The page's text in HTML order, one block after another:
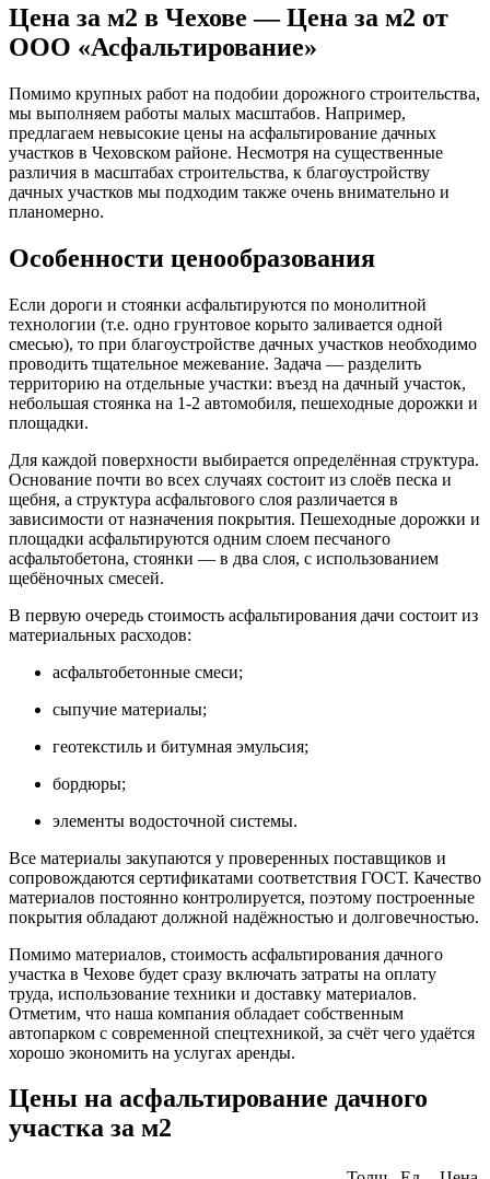
Цена за м2 в Чехове — Цена за м2 от
ООО «Асфальтирование»
Помимо крупных работ на подобии дорожного строительства,
мы выполняем работы малых масштабов. Например,
предлагаем невысокие цены на асфальтирование дачных
участков в Чеховском районе. Несмотря на существенные
различия в масштабах строительства, к благоустройству
дачных участков мы подходим также очень внимательно и
планомерно.
Особенности ценообразования
Если дороги и стоянки асфальтируются по монолитной
технологии (т.е. одно грунтовое корыто заливается одной
смесью), то при благоустройстве дачных участков необходимо
проводить тщательное межевание. Задача — разделить
территорию на отдельные участки: въезд на дачный участок,
небольшая стоянка на 1-2 автомобиля, пешеходные дорожки и
площадки.
Для каждой поверхности выбирается определённая структура.
Основание почти во всех случаях состоит из слоёв песка и
щебня, а структура асфальтового слоя различается в
зависимости от назначения покрытия. Пешеходные дорожки и
площадки асфальтируются одним слоем песчаного
асфальтобетона, стоянки — в два слоя, с использованием
щебёночных смесей.
В первую очередь стоимость асфальтирования дачи состоит из
материальных расходов:
асфальтобетонные смеси;
сыпучие материалы;
геотекстиль и битумная эмульсия;
бордюры;
элементы водосточной системы.
Все материалы закупаются у проверенных поставщиков и
сопровождаются сертификатами соответствия ГОСТ. Качество
материалов постоянно контролируется, поэтому построенные
покрытия обладают должной надёжностью и долговечностью.
Помимо материалов, стоимость асфальтирования дачного
участка в Чехове будет сразу включать затраты на оплату
труда, использование техники и доставку материалов.
Отметим, что наша компания обладает собственным
автопарком с современной спецтехникой, за счёт чего удаётся
хорошо экономить на услугах аренды.
Цены на асфальтирование дачного
участка за м2